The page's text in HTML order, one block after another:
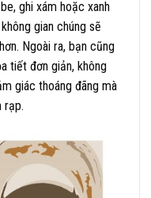
ghi xám hoặc xanh
gian chúng sẽ
Ngoài ra, bạn cũng
tiết đơn giản, không
giác thoáng đãng mà
rạp.